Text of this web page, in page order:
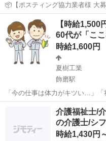
📦【ポスティング協力業者様 大募集！】📦 ━━ こ
リ！ ・すでにポスティング業を
安定収入を得たい方 ・個人・法人どちらで
大手...
姫路市 姫路駅
【時給1,500
60代が「こ
時給1,600円
夏樹工業
飾磨駅
「今の仕事は体力がキツい…」
な悩みをお持ちの方、一度お話
働く方の将来を考えた【社会保険完備】
➖ 時給1,500円スタート...
飾磨駅 軽
介護福祉士/
の介護士/シ
時給1,430円